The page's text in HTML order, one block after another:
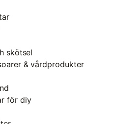
skötsel
& vårdprodukter
för diy